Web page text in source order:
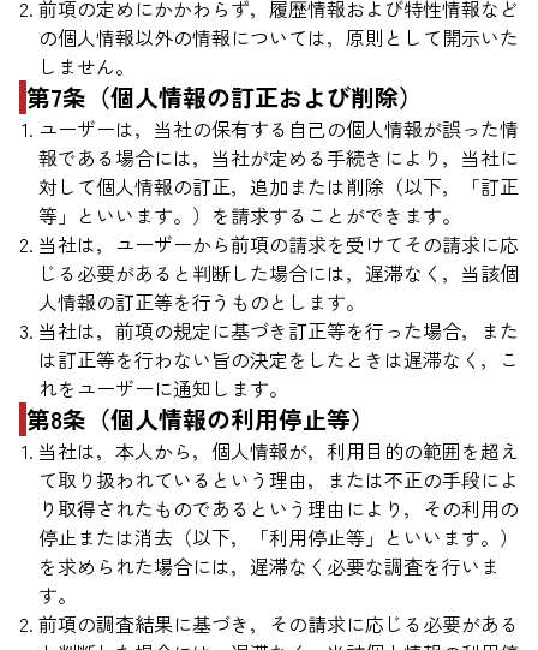
前項の定めにかかわらず，履歴情報および特性情報など
の個人情報以外の情報については，原則として開示いた
しません。
第7条（個人情報の訂正および削除）
ユーザーは，当社の保有する自己の個人情報が誤った情
報である場合には，当社が定める手続きにより，当社に
対して個人情報の訂正，追加または削除（以下，「訂正
等」といいます。）を請求することができます。
当社は，ユーザーから前項の請求を受けてその請求に応
じる必要があると判断した場合には，遅滞なく，当該個
人情報の訂正等を行うものとします。
当社は，前項の規定に基づき訂正等を行った場合，また
は訂正等を行わない旨の決定をしたときは遅滞なく，こ
れをユーザーに通知します。
第8条（個人情報の利用停止等）
当社は，本人から，個人情報が，利用目的の範囲を超え
て取り扱われているという理由，または不正の手段によ
り取得されたものであるという理由により，その利用の
停止または消去（以下，「利用停止等」といいます。）
を求められた場合には，遅滞なく必要な調査を行いま
す。
前項の調査結果に基づき，その請求に応じる必要がある